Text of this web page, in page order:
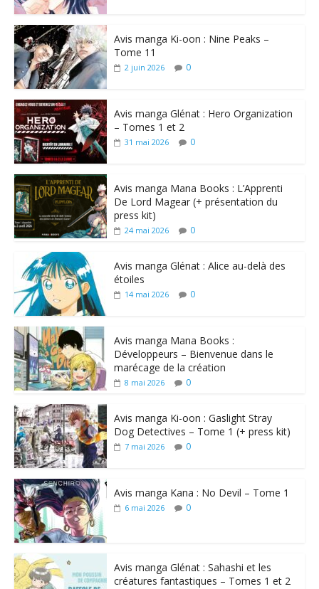
Avis manga Ki-oon : Nine Peaks –
Tome 11
2 juin 2026 0
Avis manga Glénat : Hero Organization
– Tomes 1 et 2
31 mai 2026 0
Avis manga Mana Books : L’Apprenti
De Lord Magear (+ présentation du
press kit)
24 mai 2026 0
Avis manga Glénat : Alice au-delà des
étoiles
14 mai 2026 0
Avis manga Mana Books :
Développeurs – Bienvenue dans le
marécage de la création
8 mai 2026 0
Avis manga Ki-oon : Gaslight Stray
Dog Detectives – Tome 1 (+ press kit)
7 mai 2026 0
Avis manga Kana : No Devil – Tome 1
6 mai 2026 0
Avis manga Glénat : Sahashi et les
créatures fantastiques – Tomes 1 et 2